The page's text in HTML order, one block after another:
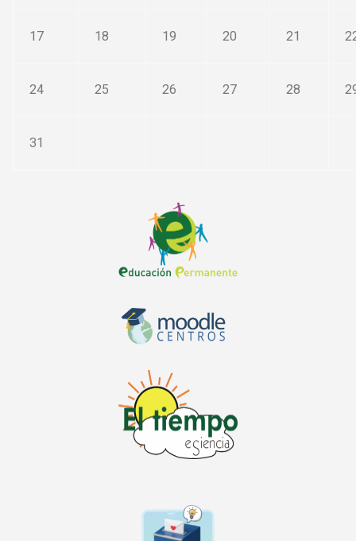
17 18 19 20 21
24 25 26 27 28
31